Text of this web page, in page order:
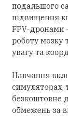
подальшого
підвищення
FPV-дронами
роботу мозку
увагу та
Навчання
симуляторах,
безкоштовне
обмежень за